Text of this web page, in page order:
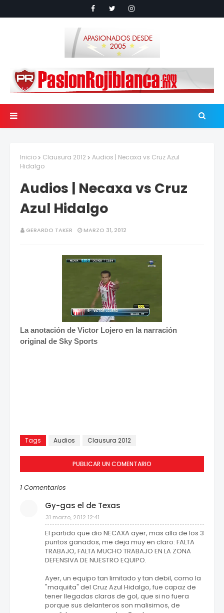
Inicio Clausura 2012
Audios | Necaxa vs Cruz Azul
Hidalgo
Audios | Necaxa vs Cruz
Azul Hidalgo
GERARDO TAKER MARZO 31, 2012
La anotación de Victor Lojero en la narración
original de Sky Sports
Tags Audios Clausura 2012
PUBLICAR UN COMENTARIO
1 Comentarios
Gy-gas el de Texas
31 marzo, 2012 12:41
El partido que dio NECAXA ayer, mas alla de los 3
puntos ganados, me deja muy en claro: FALTA
TRABAJO, FALTA MUCHO TRABAJO EN LA ZONA
DEFENSIVA DE NUESTRO EQUIPO.
Ayer, un equipo tan limitado y tan debil, como la
"maquiita" del Cruz Azul Hidalgo, fue capaz de
tener llegadas claras de gol, que si no fuera
porque sus delanteros son malisimos, de